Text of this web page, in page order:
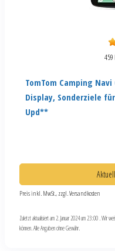
TomTom Camping
Display, Sonderziele
Upd**
Preis inkl. MwSt., zzgl. Versandkosten
Zuletzt aktualisiert am 2. Januar 2024 um 23:00 . Wir
können. Alle Angaben ohne Gewähr.